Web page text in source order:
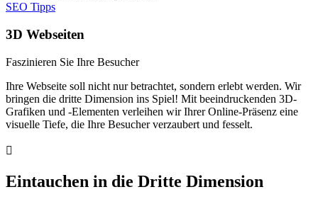
SEO Tipps
3D Webseiten
Faszinieren Sie Ihre Besucher
Ihre Webseite soll nicht nur betrachtet, sondern erlebt werden. Wir
bringen die dritte Dimension ins Spiel! Mit beeindruckenden 3D-
Grafiken und -Elementen verleihen wir Ihrer Online-Präsenz eine
visuelle Tiefe, die Ihre Besucher verzaubert und fesselt.

Eintauchen in die Dritte Dimension